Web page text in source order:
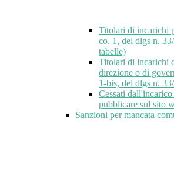
Titolari di incarichi
co. 1, del dlgs n.
tabelle)
Titolari di incarichi
direzione o di
1-bis, del dlgs n.
Cessati
pubblicare sul sito
Sanzioni per mancata